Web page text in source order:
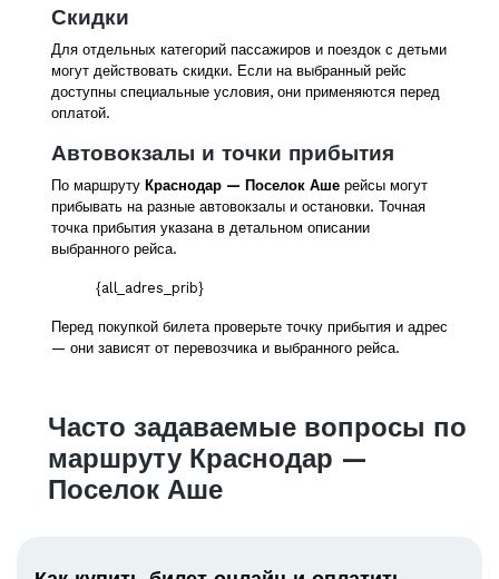
Скидки
Для отдельных категорий пассажиров и поездок с детьми
могут действовать скидки. Если на выбранный рейс
доступны специальные условия, они применяются перед
оплатой.
Автовокзалы и точки прибытия
По маршруту Краснодар — Поселок Аше рейсы могут
прибывать на разные автовокзалы и остановки. Точная
точка прибытия указана в детальном описании
выбранного рейса.
{all_adres_prib}
Перед покупкой билета проверьте точку прибытия и адрес
— они зависят от перевозчика и выбранного рейса.
Часто задаваемые вопросы по
маршруту Краснодар —
Поселок Аше